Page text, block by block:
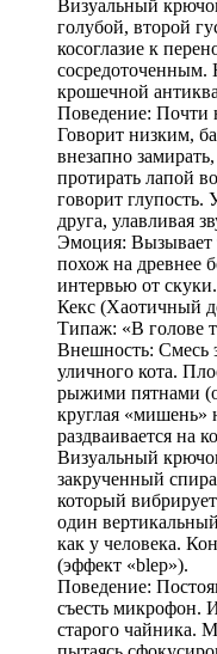
Визуальный
голубой, второй
косоглазие к
сосредоточенным.
крошечной
Поведение: Почти
Говорит низким,
внезапно
протирать лапой
говорит
друга, улавливая
Эмоция: Вызывает
похож на древнее
интервью от скуки.
Кекс (Хаотичный
Типаж: «В голове
Внешность: Смесь
уличного кота.
рыжими пятнами
круглая «мишень»
раздваивается на
Визуальный
закрученный
который
один
как у человека.
(эффект «blep»).
Поведение:
съесть микрофон.
старого чайника.